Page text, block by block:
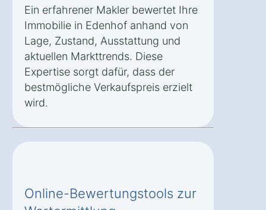
Ein erfahrener Makler bewertet Ihre
Immobilie in Edenhof anhand von
Lage, Zustand, Ausstattung und
aktuellen Markttrends. Diese
Expertise sorgt dafür, dass der
bestmögliche Verkaufspreis erzielt
wird.
Online-Bewertungstools zur